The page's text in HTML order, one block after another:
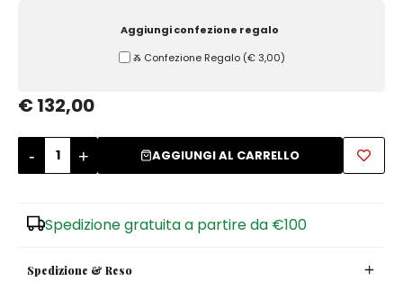
Aggiungi confezione regalo
Ⰶ Confezione Regalo (€ 3,00)
€ 132,00
- + AGGIUNGI AL CARRELLO
Spedizione gratuita a partire da €100
Spedizione & Reso
Tovagliette Americane & Sottopiatti
Vassoi
Zuccheriere